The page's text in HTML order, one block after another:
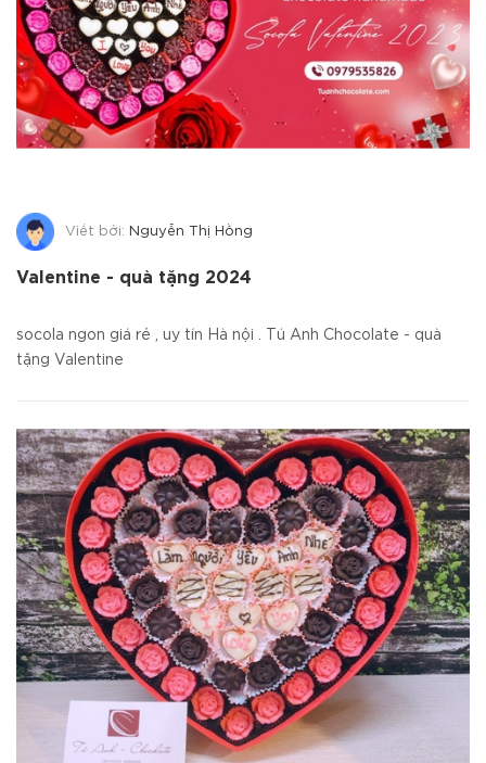
Viết bởi: Nguyễn Thị Hồng
Valentine - quà tặng 2024
socola ngon giá rẻ , uy tín Hà nội . Tú Anh Chocolate - quà
tặng Valentine